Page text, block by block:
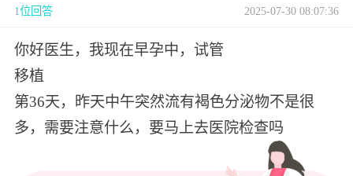
1位回答 2025-07-30 08:07:36
你好医生，我现在早孕中，试管
移植
第36天，昨天中午突然流有褐色分泌物不是很
多，需要注意什么，要马上去医院检查吗